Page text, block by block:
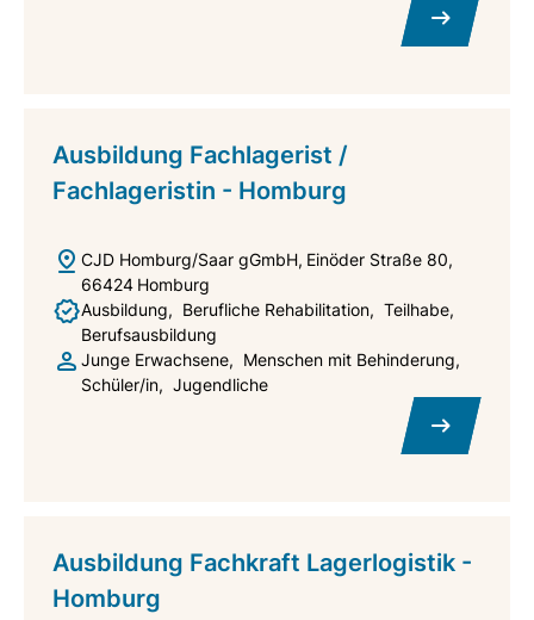
Ausbildung Fachlagerist /
Fachlageristin - Homburg
CJD Homburg/Saar gGmbH Einöder Straße 80
66424 Homburg
Ausbildung
Berufliche Rehabilitation
Teilhabe
Berufsausbildung
Junge Erwachsene
Menschen mit Behinderung
Schüler/in
Jugendliche
Ausbildung Fachkraft Lagerlogistik -
Homburg